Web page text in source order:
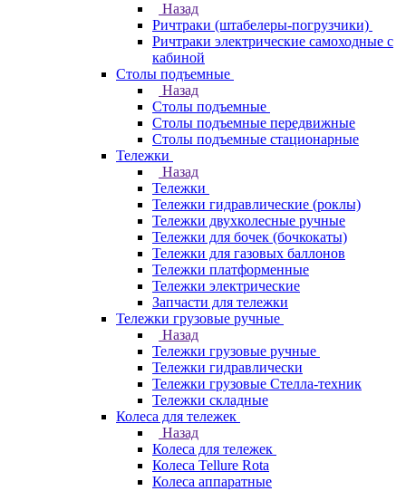
Назад
Ричтраки (штабелеры-погрузчики)
Ричтраки электрические самоходные с
кабиной
Столы подъемные
Назад
Столы подъемные
Столы подъемные передвижные
Столы подъемные стационарные
Тележки
Назад
Тележки
Тележки гидравлические (роклы)
Тележки двухколесные ручные
Тележки для бочек (бочкокаты)
Тележки для газовых баллонов
Тележки платформенные
Тележки электрические
Запчасти для тележки
Тележки грузовые ручные
Назад
Тележки грузовые ручные
Тележки гидравлически
Тележки грузовые Стелла-техник
Тележки складные
Колеса для тележек
Назад
Колеса для тележек
Колеса Tellure Rota
Колеса аппаратные